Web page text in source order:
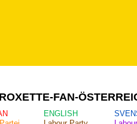
ROXETTE-FAN-
ENGLISH